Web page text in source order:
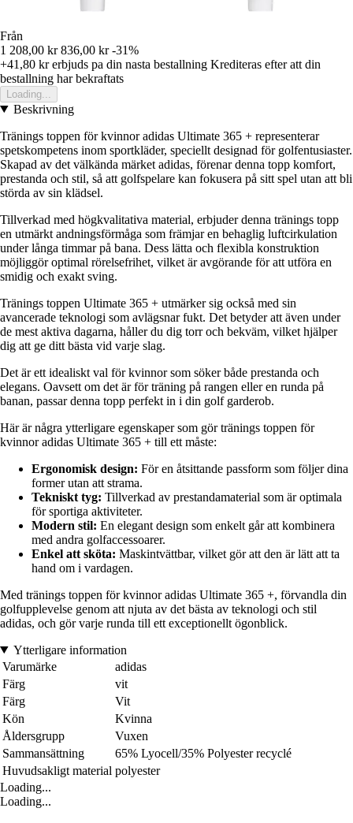
Från
1 208,00 kr 836,00 kr -31%
+41,80 krerbjuds pa din nasta bestallning Krediteras efter att din
bestallning har bekraftats
Loading...
Beskrivning
Tränings toppen för kvinnor adidas Ultimate 365 + representerar
spetskompetens inom sportkläder, speciellt designad för golfentusiaster.
Skapad av det välkända märket adidas, förenar denna topp komfort,
prestanda och stil, så att golfspelare kan fokusera på sitt spel utan att bli
störda av sin klädsel.
Tillverkad med högkvalitativa material, erbjuder denna tränings topp
en utmärkt andningsförmåga som främjar en behaglig luftcirkulation
under långa timmar på bana. Dess lätta och flexibla konstruktion
möjliggör optimal rörelsefrihet, vilket är avgörande för att utföra en
smidig och exakt sving.
Tränings toppen Ultimate 365 + utmärker sig också med sin
avancerade teknologi som avlägsnar fukt. Det betyder att även under
de mest aktiva dagarna, håller du dig torr och bekväm, vilket hjälper
dig att ge ditt bästa vid varje slag.
Det är ett idealiskt val för kvinnor som söker både prestanda och
elegans. Oavsett om det är för träning på rangen eller en runda på
banan, passar denna topp perfekt in i din golf garderob.
Här är några ytterligare egenskaper som gör tränings toppen för
kvinnor adidas Ultimate 365 + till ett måste:
Ergonomisk design: För en åtsittande passform som följer dina
former utan att strama.
Tekniskt tyg: Tillverkad av prestandamaterial som är optimala
för sportiga aktiviteter.
Modern stil: En elegant design som enkelt går att kombinera
med andra golfaccessoarer.
Enkel att sköta: Maskintvättbar, vilket gör att den är lätt att ta
hand om i vardagen.
Med tränings toppen för kvinnor adidas Ultimate 365 +, förvandla din
golfupplevelse genom att njuta av det bästa av teknologi och stil
adidas, och gör varje runda till ett exceptionellt ögonblick.
Ytterligare information
Varumärke
adidas
Färg
vit
Färg
Vit
Kön
Kvinna
Åldersgrupp
Vuxen
Sammansättning
65% Lyocell/35% Polyester recyclé
Huvudsakligt material polyester
Loading...
Loading...